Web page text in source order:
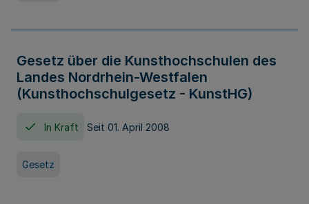
Gesetz über die Kunsthochschulen des
Landes Nordrhein-Westfalen
(Kunsthochschulgesetz - KunstHG)
In Kraft Seit 01. April 2008
Gesetz